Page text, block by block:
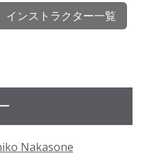
インストラクター一覧
Nakasone